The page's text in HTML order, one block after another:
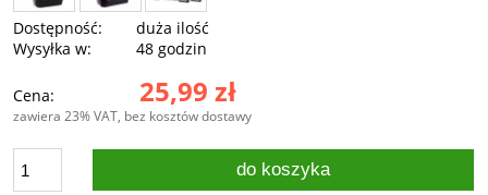
Dostępność:
duża ilość
Wysyłka w:
48 godzin
Cena: 25,99 zł
zawiera 23% VAT, bez kosztów dostawy
do koszyka